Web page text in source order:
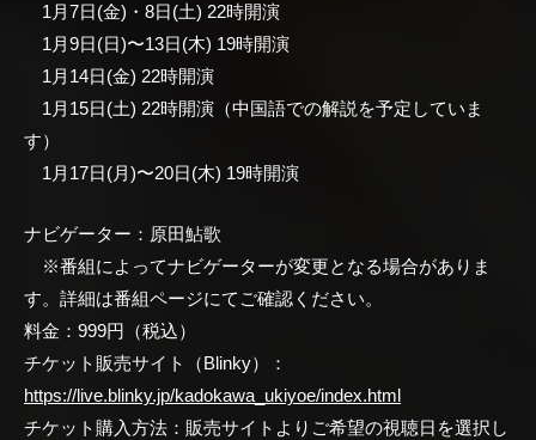
1月7日(金)・8日(土) 22時開演
1月9日(日)〜13日(木) 19時開演
1月14日(金) 22時開演
1月15日(土) 22時開演（中国語での解説を予定していま
す）
1月17日(月)〜20日(木) 19時開演
ナビゲーター：原田鮎歌
※番組によってナビゲーターが変更となる場合がありま
す。詳細は番組ページにてご確認ください。
料金：999円（税込）
チケット販売サイト（Blinky）：
https://live.blinky.jp/kadokawa_ukiyoe/index.html
チケット購入方法：販売サイトよりご希望の視聴日を選択し